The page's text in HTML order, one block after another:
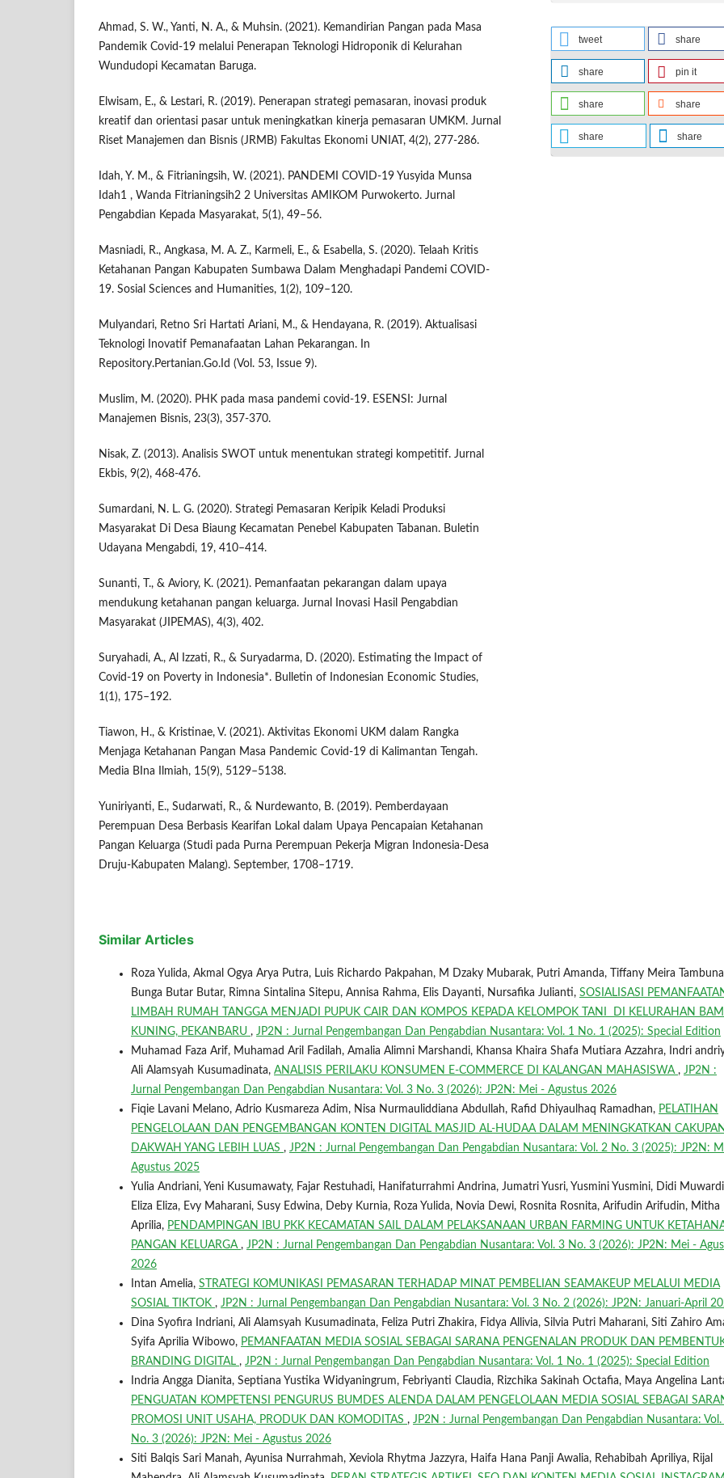
Ahmad, S. W., Yanti, N. A., & Muhsin. (2021). Kemandirian Pangan pada Masa
Pandemik Covid-19 melalui Penerapan Teknologi Hidroponik di Kelurahan
Wundudopi Kecamatan Baruga.
Elwisam, E., & Lestari, R. (2019). Penerapan strategi pemasaran, inovasi produk
kreatif dan orientasi pasar untuk meningkatkan kinerja pemasaran UMKM. Jurnal
Riset Manajemen dan Bisnis (JRMB) Fakultas Ekonomi UNIAT, 4(2), 277-286.
Idah, Y. M., & Fitrianingsih, W. (2021). PANDEMI COVID-19 Yusyida Munsa
Idah1 , Wanda Fitrianingsih2 2 Universitas AMIKOM Purwokerto. Jurnal
Pengabdian Kepada Masyarakat, 5(1), 49–56.
Masniadi, R., Angkasa, M. A. Z., Karmeli, E., & Esabella, S. (2020). Telaah Kritis
Ketahanan Pangan Kabupaten Sumbawa Dalam Menghadapi Pandemi COVID-
19. Sosial Sciences and Humanities, 1(2), 109–120.
Mulyandari, Retno Sri Hartati Ariani, M., & Hendayana, R. (2019). Aktualisasi
Teknologi Inovatif Pemanafaatan Lahan Pekarangan. In
Repository.Pertanian.Go.Id (Vol. 53, Issue 9).
Muslim, M. (2020). PHK pada masa pandemi covid-19. ESENSI: Jurnal
Manajemen Bisnis, 23(3), 357-370.
Nisak, Z. (2013). Analisis SWOT untuk menentukan strategi kompetitif. Jurnal
Ekbis, 9(2), 468-476.
Sumardani, N. L. G. (2020). Strategi Pemasaran Keripik Keladi Produksi
Masyarakat Di Desa Biaung Kecamatan Penebel Kabupaten Tabanan. Buletin
Udayana Mengabdi, 19, 410–414.
Sunanti, T., & Aviory, K. (2021). Pemanfaatan pekarangan dalam upaya
mendukung ketahanan pangan keluarga. Jurnal Inovasi Hasil Pengabdian
Masyarakat (JIPEMAS), 4(3), 402.
Suryahadi, A., Al Izzati, R., & Suryadarma, D. (2020). Estimating the Impact of
Covid-19 on Poverty in Indonesia*. Bulletin of Indonesian Economic Studies,
1(1), 175–192.
Tiawon, H., & Kristinae, V. (2021). Aktivitas Ekonomi UKM dalam Rangka
Menjaga Ketahanan Pangan Masa Pandemic Covid-19 di Kalimantan Tengah.
Media BIna Ilmiah, 15(9), 5129–5138.
Yuniriyanti, E., Sudarwati, R., & Nurdewanto, B. (2019). Pemberdayaan
Perempuan Desa Berbasis Kearifan Lokal dalam Upaya Pencapaian Ketahanan
Pangan Keluarga (Studi pada Purna Perempuan Pekerja Migran Indonesia-Desa
Druju-Kabupaten Malang). September, 1708–1719.
tweet share
share pin it
share share
share share
Similar Articles
Roza Yulida, Akmal Ogya Arya Putra, Luis Richardo Pakpahan, M Dzaky Mubarak, Putri Amanda, Tiffany Meira
Bunga Butar Butar, Rimna Sintalina Sitepu, Annisa Rahma, Elis Dayanti, Nursafika Julianti, SOSIALISASI
LIMBAH RUMAH TANGGA MENJADI PUPUK CAIR DAN KOMPOS KEPADA KELOMPOK TANI DI KELURAHAN
KUNING, PEKANBARU , JP2N : Jurnal Pengembangan Dan Pengabdian Nusantara: Vol. 1 No. 1 (2025): Special Edition
Muhamad Faza Arif, Muhamad Aril Fadilah, Amalia Alimni Marshandi, Khansa Khaira Shafa Mutiara Azzahra, Indri
Ali Alamsyah Kusumadinata, ANALISIS PERILAKU KONSUMEN E-COMMERCE DI KALANGAN MAHASISWA , JP2N :
Jurnal Pengembangan Dan Pengabdian Nusantara: Vol. 3 No. 3 (2026): JP2N: Mei - Agustus 2026
Fiqie Lavani Melano, Adrio Kusmareza Adim, Nisa Nurmauliddiana Abdullah, Rafid Dhiyaulhaq Ramadhan, PELATIHAN
PENGELOLAAN DAN PENGEMBANGAN KONTEN DIGITAL MASJID AL-HUDAA DALAM MENINGKATKAN CAKUPAN
DAKWAH YANG LEBIH LUAS , JP2N : Jurnal Pengembangan Dan Pengabdian Nusantara: Vol. 2 No. 3 (2025): JP2N:
Agustus 2025
Yulia Andriani, Yeni Kusumawaty, Fajar Restuhadi, Hanifaturrahmi Andrina, Jumatri Yusri, Yusmini Yusmini, Didi
Eliza Eliza, Evy Maharani, Susy Edwina, Deby Kurnia, Roza Yulida, Novia Dewi, Rosnita Rosnita, Arifudin Arifudin, Mitha
Aprilia, PENDAMPINGAN IBU PKK KECAMATAN SAIL DALAM PELAKSANAAN URBAN FARMING UNTUK
PANGAN KELUARGA , JP2N : Jurnal Pengembangan Dan Pengabdian Nusantara: Vol. 3 No. 3 (2026): JP2N: Mei -
2026
Intan Amelia, STRATEGI KOMUNIKASI PEMASARAN TERHADAP MINAT PEMBELIAN SEAMAKEUP MELALUI MEDIA
SOSIAL TIKTOK , JP2N : Jurnal Pengembangan Dan Pengabdian Nusantara: Vol. 3 No. 2 (2026): JP2N: Januari-April
Dina Syofira Indriani, Ali Alamsyah Kusumadinata, Feliza Putri Zhakira, Fidya Allivia, Silvia Putri Maharani, Siti Zahiro
Syifa Aprilia Wibowo, PEMANFAATAN MEDIA SOSIAL SEBAGAI SARANA PENGENALAN PRODUK DAN
BRANDING DIGITAL , JP2N : Jurnal Pengembangan Dan Pengabdian Nusantara: Vol. 1 No. 1 (2025): Special Edition
Indria Angga Dianita, Septiana Yustika Widyaningrum, Febriyanti Claudia, Rizchika Sakinah Octafia, Maya Angelina
PENGUATAN KOMPETENSI PENGURUS BUMDES ALENDA DALAM PENGELOLAAN MEDIA SOSIAL SEBAGAI
PROMOSI UNIT USAHA, PRODUK DAN KOMODITAS , JP2N : Jurnal Pengembangan Dan Pengabdian Nusantara: Vol.
No. 3 (2026): JP2N: Mei - Agustus 2026
Siti Balqis Sari Manah, Ayunisa Nurrahmah, Xeviola Rhytma Jazzyra, Haifa Hana Panji Awalia, Rehabibah Apriliya, Rijal